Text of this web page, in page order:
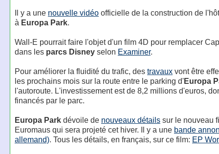
Il y a une nouvelle vidéoofficielle de la construction de
à Europa Park.
Wall-E pourrait faire l'objet d'un film 4D pour remplacer
dans les parcs Disneyselon Examiner.
Pour améliorer la fluidité du trafic, des travauxvont être
les prochains mois sur la route entre le parking d'Europa
l'autoroute. L'investissement est de 8,2 millions d'euros,
financés par le parc.
Europa Parkdévoile de nouveaux détailssur le nouveau
Euromaus qui sera projeté cet hiver. Il y a une bande
allemand). Tous les détails, en français, sur ce film: EP